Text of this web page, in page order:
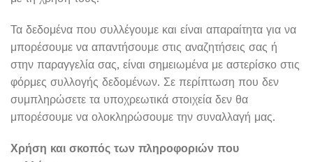
Τα δεδομένα που συλλέγουμε και είναι απαραίτητα για να
μπορέσουμε να απαντήσουμε στις αναζητήσεις σας ή
στην παραγγελία σας, είναι σημειωμένα με αστερίσκο στις
φόρμες συλλογής δεδομένων. Σε περίπτωση που δεν
συμπληρώσετε τα υποχρεωτικά στοιχεία δεν θα
μπορέσουμε να ολοκληρώσουμε την συναλλαγή μας.
Χρήση και σκοπός των πληροφοριών που